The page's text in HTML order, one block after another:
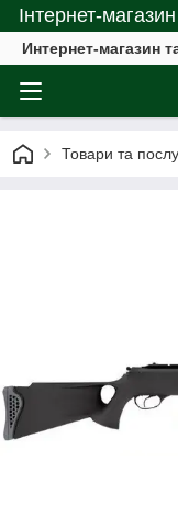
Інтернет-
Интернет-магазин
Товари та